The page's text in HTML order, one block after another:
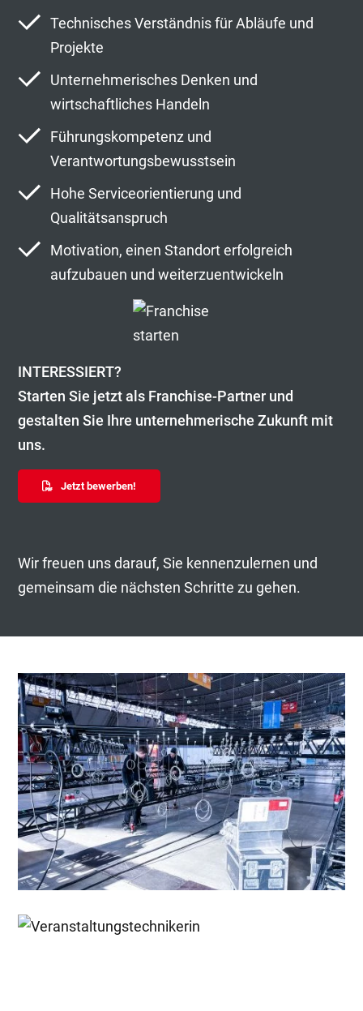
Technisches Verständnis für Abläufe und
Projekte
Unternehmerisches Denken und
wirtschaftliches Handeln
Führungskompetenz und
Verantwortungsbewusstsein
Hohe Serviceorientierung und
Qualitätsanspruch
Motivation, einen Standort erfolgreich
aufzubauen und weiterzuentwickeln
INTERESSIERT?
Starten Sie jetzt als Franchise-Partner und
gestalten Sie Ihre unternehmerische Zukunft mit
uns.
Jetzt bewerben!
Wir freuen uns darauf, Sie kennenzulernen und
gemeinsam die nächsten Schritte zu gehen.